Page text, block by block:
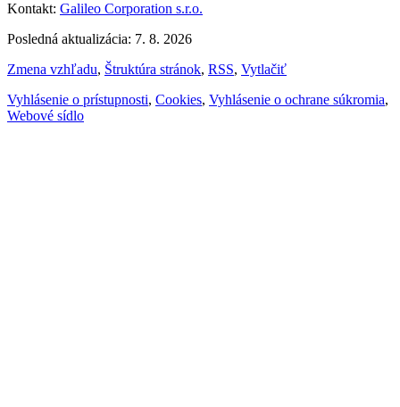
Kontakt: Galileo Corporation s.r.o.
Posledná aktualizácia: 7. 8. 2026
Zmena vzhľadu, Štruktúra stránok, RSS, Vytlačiť
Vyhlásenie o prístupnosti, Cookies, Vyhlásenie o ochrane súkromia,
Webové sídlo